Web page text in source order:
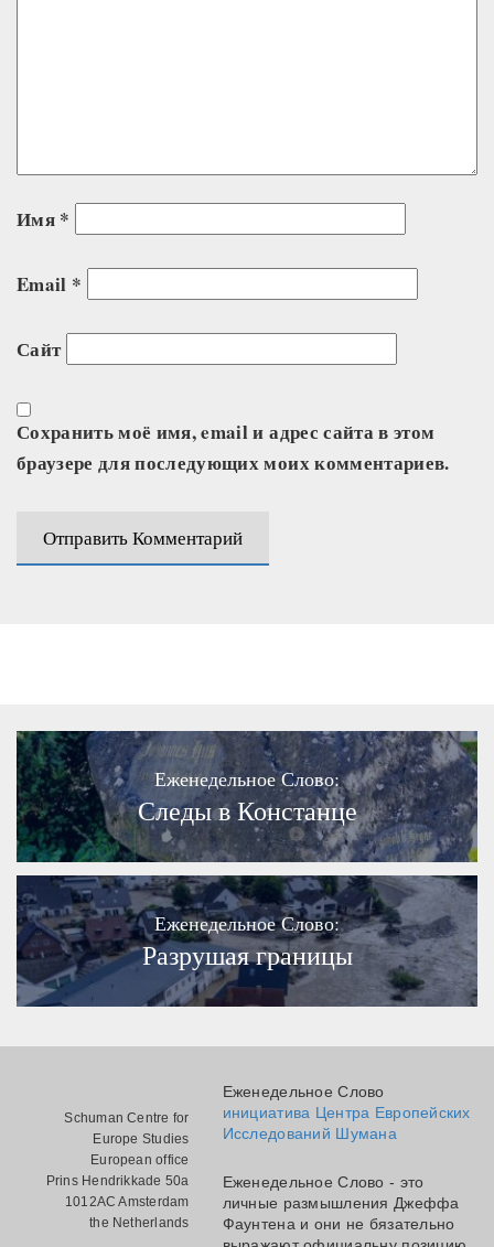
Имя *
Email *
Сайт
Сохранить моё имя, email и адрес сайта в этом
браузере для последующих моих комментариев.
Еженедельное Слово:
Следы в Констанце
Еженедельное Слово:
Разрушая границы
Schuman Centre for
Europe Studies
European office
Prins Hendrikkade 50a
1012AC Amsterdam
the Netherlands
Еженедельное Слово
инициатива Центра Европейских
Исследований Шумана
Еженедельное Слово - это
личные размышления Джеффа
Фаунтена и они не бязательно